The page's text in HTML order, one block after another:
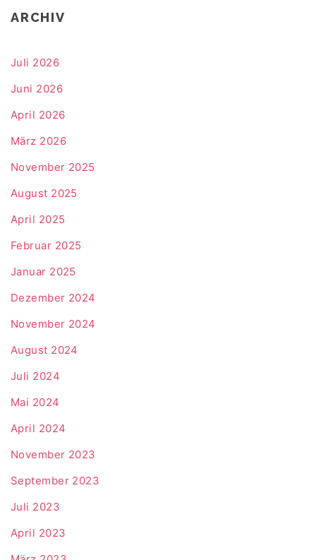
ARCHIV
Juli 2026
Juni 2026
April 2026
März 2026
November 2025
August 2025
April 2025
Februar 2025
Januar 2025
Dezember 2024
November 2024
August 2024
Juli 2024
Mai 2024
April 2024
November 2023
September 2023
Juli 2023
April 2023